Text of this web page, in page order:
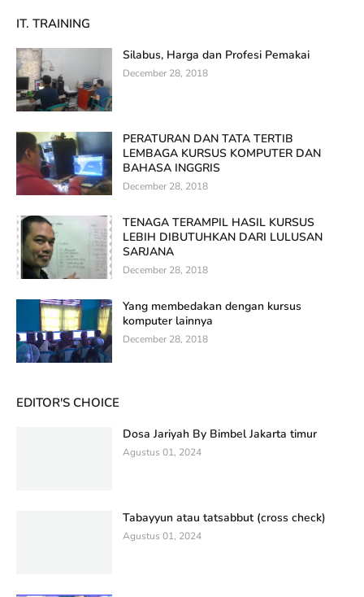
IT. TRAINING
Silabus, Harga dan Profesi Pemakai
December 28, 2018
PERATURAN DAN TATA TERTIB
LEMBAGA KURSUS KOMPUTER DAN
BAHASA INGGRIS
December 28, 2018
TENAGA TERAMPIL HASIL KURSUS
LEBIH DIBUTUHKAN DARI LULUSAN
SARJANA
December 28, 2018
Yang membedakan dengan kursus
komputer lainnya
December 28, 2018
EDITOR'S CHOICE
Dosa Jariyah By Bimbel Jakarta timur
Agustus 01, 2024
Tabayyun atau tatsabbut (cross check)
Agustus 01, 2024